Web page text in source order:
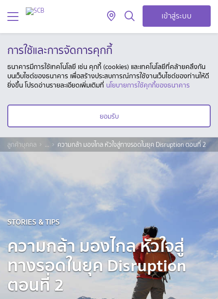
เข้าสู่ระบบ
การใช้และการจัดการคุกกี้
ธนาคารมีการใช้เทคโนโลยี เช่น คุกกี้ (cookies) และเทคโนโลยีที่คล้ายคลึงกัน
บนเว็บไซต์ของธนาคาร เพื่อสร้างประสบการณ์การใช้งานเว็บไซต์ของท่านให้ดี
ยิ่งขึ้น โปรดอ่านรายละเอียดเพิ่มเติมที่ นโยบายการใช้คุกกี้ของธนาคาร
ยอมรับ
ลูกค้าบุคคล ... ความกล้า มองไกล หัวใจสู่ทางรอดในยุค Disruption ตอนที่ 2
STORIES & TIPS
ความกล้า มองไกล หัวใจสู่
ทางรอดในยุค Disruption
ตอนที่ 2